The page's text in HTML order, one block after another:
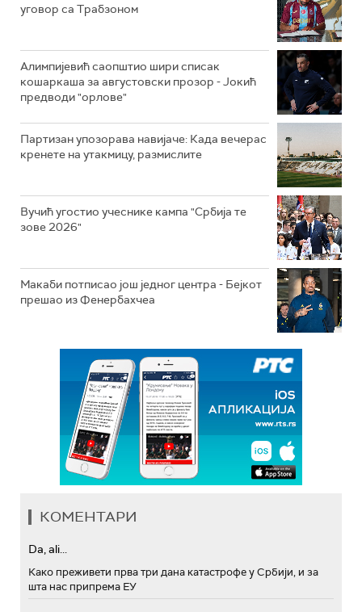
уговор са Трабзоном
Алимпијевић саопштио шири списак
кошаркаша за августовски прозор - Јокић
предводи "орлове"
Партизан упозорава навијаче: Када вечерас
кренете на утакмицу, размислите
Вучић угостио учеснике кампа "Србија те
зове 2026"
Макаби потписао још једног центра - Бејкот
прешао из Фенербахчеа
КОМЕНТАРИ
Da, ali...
Како преживети прва три дана катастрофе у Србији, и за
шта нас припрема ЕУ